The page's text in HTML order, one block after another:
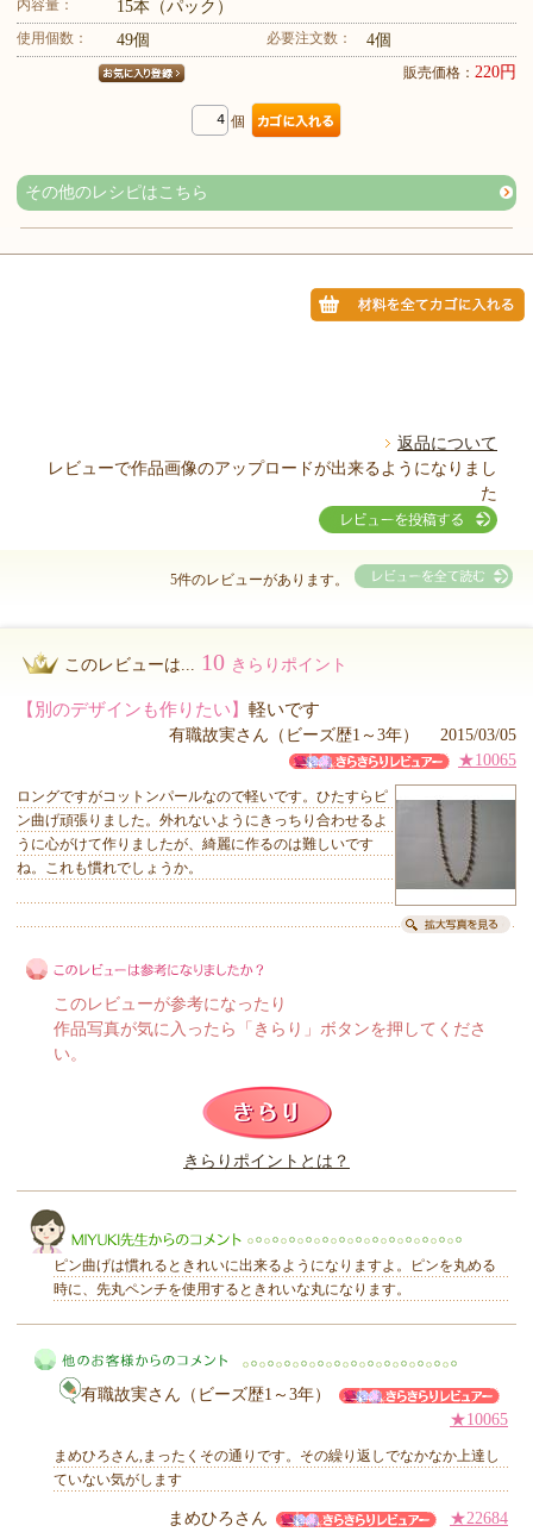
内容量： 15本（パック）
使用個数： 49個 必要注文数： 4個
販売価格： 220円
個
その他のレシピはこちら
返品について
レビューで作品画像のアップロードが出来るようになりまし
た
5件のレビューがあります。
このレビューは... 10 きらりポイント
【別のデザインも作りたい】 軽いです
有職故実さん（ビーズ歴1～3年） 2015/03/05
★10065
ロングですがコットンパールなので軽いです。ひたすらピ
ン曲げ頑張りました。外れないようにきっちり合わせるよ
うに心がけて作りましたが、綺麗に作るのは難しいです
ね。これも慣れでしょうか。
このレビューは参考になりましたか？
このレビューが参考になったり
作品写真が気に入ったら「きらり」ボタンを押してくださ
い。
きらりポイントとは？
MIYUKI先生からのコメント
ピン曲げは慣れるときれいに出来るようになりますよ。ピンを丸める
時に、先丸ペンチを使用するときれいな丸になります。
他のお客様からのコメント
有職故実さん（ビーズ歴1～3年）
★10065
まめひろさん,まったくその通りです。その繰り返しでなかなか上達し
ていない気がします
まめひろさん ★22684